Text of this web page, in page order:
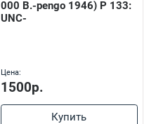
000 В.-pengo 1946) P 133:
UNC-
Цена:
1500р.
Купить